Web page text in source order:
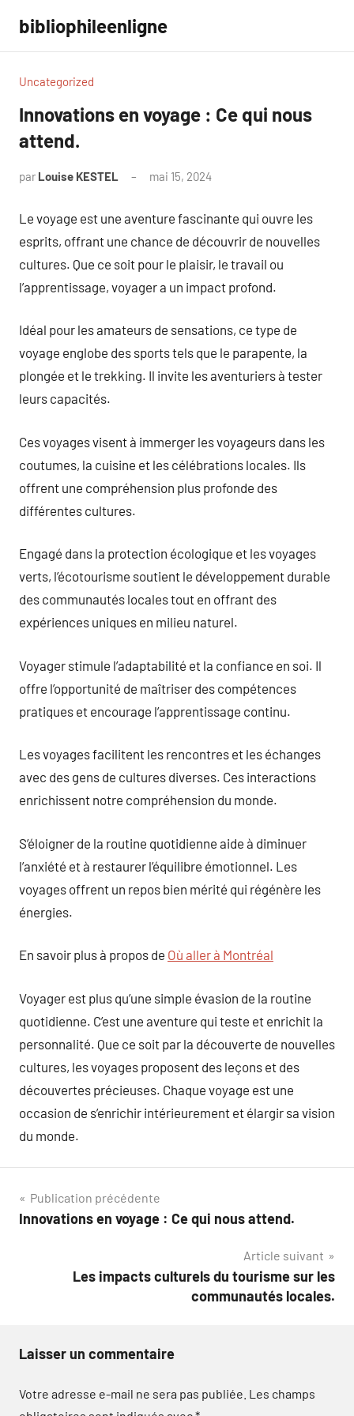
contenu
bibliophileenligne
Uncategorized
Innovations en voyage : Ce qui nous
attend.
par Louise KESTEL mai 15, 2024
Le voyage est une aventure fascinante qui ouvre les
esprits, offrant une chance de découvrir de nouvelles
cultures. Que ce soit pour le plaisir, le travail ou
l’apprentissage, voyager a un impact profond.
Idéal pour les amateurs de sensations, ce type de
voyage englobe des sports tels que le parapente, la
plongée et le trekking. Il invite les aventuriers à tester
leurs capacités.
Ces voyages visent à immerger les voyageurs dans les
coutumes, la cuisine et les célébrations locales. Ils
offrent une compréhension plus profonde des
différentes cultures.
Engagé dans la protection écologique et les voyages
verts, l’écotourisme soutient le développement durable
des communautés locales tout en offrant des
expériences uniques en milieu naturel.
Voyager stimule l’adaptabilité et la confiance en soi. Il
offre l’opportunité de maîtriser des compétences
pratiques et encourage l’apprentissage continu.
Les voyages facilitent les rencontres et les échanges
avec des gens de cultures diverses. Ces interactions
enrichissent notre compréhension du monde.
S’éloigner de la routine quotidienne aide à diminuer
l’anxiété et à restaurer l’équilibre émotionnel. Les
voyages offrent un repos bien mérité qui régénère les
énergies.
En savoir plus à propos de Où aller à Montréal
Voyager est plus qu’une simple évasion de la routine
quotidienne. C’est une aventure qui teste et enrichit la
personnalité. Que ce soit par la découverte de nouvelles
cultures, les voyages proposent des leçons et des
découvertes précieuses. Chaque voyage est une
occasion de s’enrichir intérieurement et élargir sa vision
du monde.
Navigation
de
Publication précédente
Innovations en voyage : Ce qui nous attend.
Article suivant
Les impacts culturels du tourisme sur les
communautés locales.
Laisser un commentaire
Votre adresse e-mail ne sera pas publiée. Les champs